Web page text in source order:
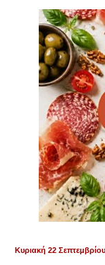
Κυριακή 22